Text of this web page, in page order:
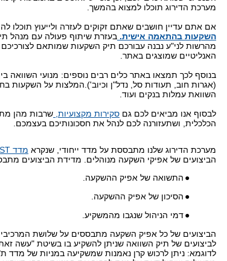
מערכת הדירוג תוכלו למצוא בהמשך.
אם אתם עדיין חושבים שאתם זקוקים לעזרה ולייעוץ תוכלו
השקעות בהתאמה אישית. בעזרת שיתוף פעולה עם מנהל
מהרשות לני"ע נבנה עבורכם תיק השקעות שמותאם
האנליטיים שמוצגים באתר.
בנוסף לכך תמצאו באתר כלים רבים נוספים: מנועי השוואה
(אגרות חוב, תעודות סל, נדל"ן וכיוב').המלצות על השקעות
השוואת עמלות בנקים ועוד.
לבסוף אנו מביאים לכם גם סקירות מקצועיות, שרבות מהן
הכלכלית, ושתעזורנה לכם לנהל את חסכונותיכם בעצמכם.
מערכת הדירוג שלנו מתבססת על מדד ייחודי, שנקרא מדד
הביצועים של אפיקי השקעה מנוהלים.
מדידת הביצועים
● התשואה של אפיק ההשקעה.
● הסיכון של אפיק ההשקעה.
●דמי הניהול שנגבו מהמשקיע.
הביצועים של כל אפיק השקעה מתבססים על שלושת
לביצועים של תיק השוואה שניתן להשקיע בו בשיטת "עשה